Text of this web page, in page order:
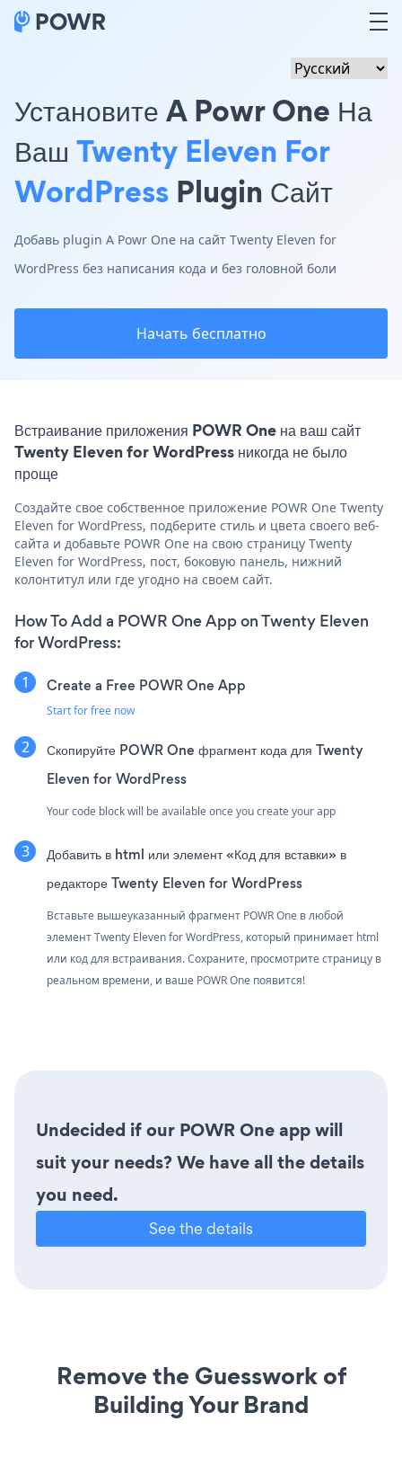
Установите A Powr One На
Ваш Twenty Eleven For
WordPress Plugin Сайт
Добавь plugin A Powr One на сайт Twenty Eleven for
WordPress без написания кода и без головной боли
Начать бесплатно
Встраивание приложения POWR One на ваш сайт
Twenty Eleven for WordPress никогда не было
проще
Создайте свое собственное приложение POWR One Twenty
Eleven for WordPress, подберите стиль и цвета своего веб-
сайта и добавьте POWR One на свою страницу Twenty
Eleven for WordPress, пост, боковую панель, нижний
колонтитул или где угодно на своем сайт.
How To Add a POWR One App on Twenty Eleven
for WordPress:
Create a Free POWR One App
Start for free now
Скопируйте POWR One фрагмент кода для Twenty
Eleven for WordPress
Your code block will be available once you create your app
Добавить в html или элемент «Код для вставки» в
редакторе Twenty Eleven for WordPress
Вставьте вышеуказанный фрагмент POWR One в любой
элемент Twenty Eleven for WordPress, который принимает html
или код для встраивания. Сохраните, просмотрите страницу в
реальном времени, и ваше POWR One появится!
Undecided if our POWR One app will
suit your needs? We have all the details
you need.
See the details
Remove the Guesswork of
Building Your Brand